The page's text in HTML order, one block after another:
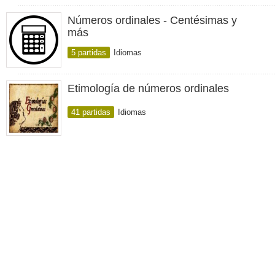
Números ordinales - Centésimas y
más
5 partidas Idiomas
Etimología de números ordinales
41 partidas Idiomas